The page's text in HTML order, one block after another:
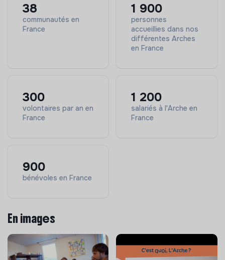
38
communautés en
France
1 900
personnes
accueillies dans nos
différentes Arches
en France
300
volontaires par an en
France
1 200
salariés à l'Arche en
France
900
bénévoles en France
En images